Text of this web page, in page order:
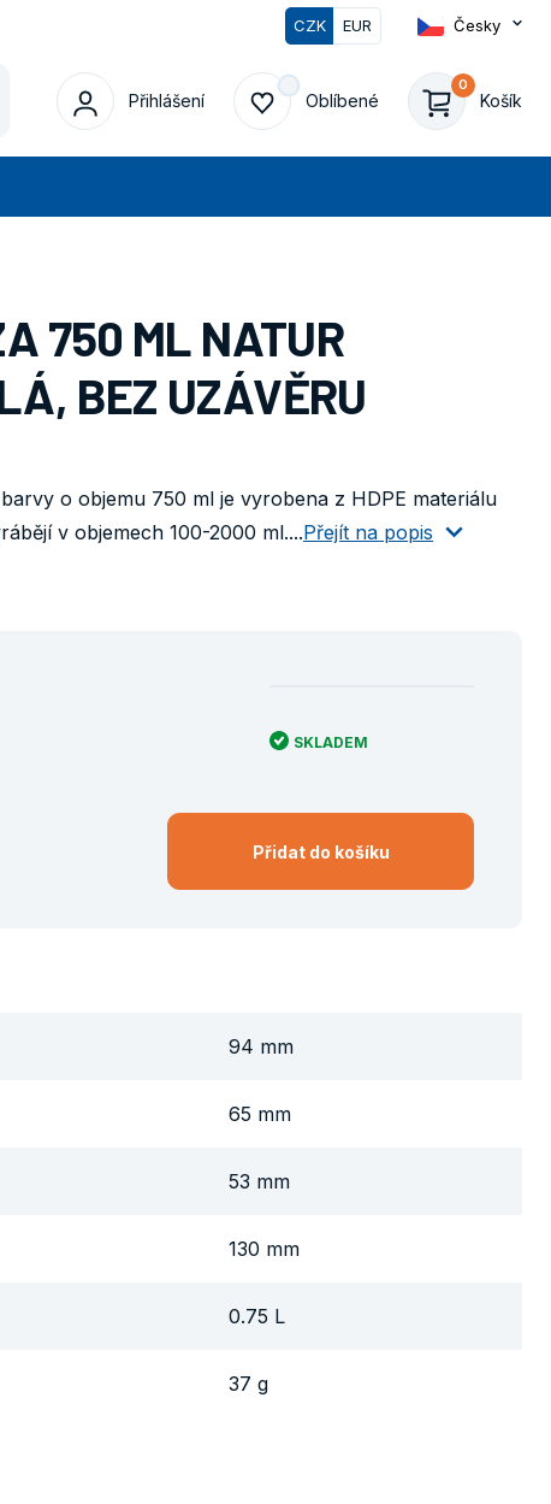
CZK EUR Česky
Přihlášení Oblíbené Košík
0
750 ML NATUR
BEZ UZÁVĚRU
o objemu 750 ml je vyrobena z HDPE materiálu
v objemech 100-2000 ml....Přejít na popis
SKLADEM
Přidat do košíku
94 mm
65 mm
53 mm
130 mm
0.75 L
37 g